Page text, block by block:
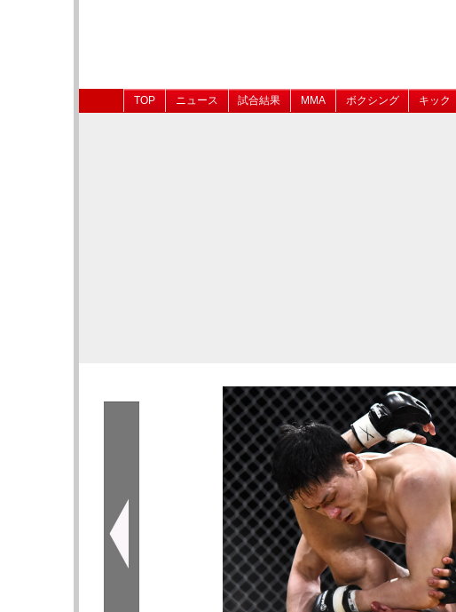
TOP ニュース 試合結果 MMA ボクシング キック